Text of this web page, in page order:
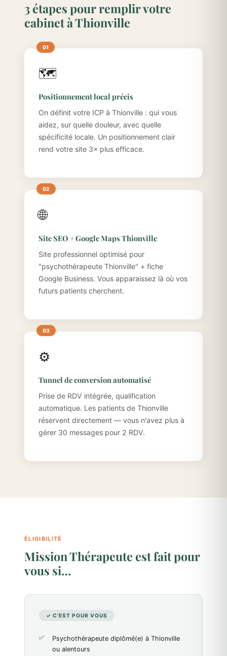
3 étapes pour remplir votre
cabinet à Thionville
🗺️
Positionnement local précis
On définit votre ICP à Thionville : qui vous
aidez, sur quelle douleur, avec quelle
spécificité locale. Un positionnement clair
rend votre site 3× plus efficace.
🌐
Site SEO + Google Maps Thionville
Site professionnel optimisé pour
"psychothérapeute Thionville" + fiche
Google Business. Vous apparaissez là où vos
futurs patients cherchent.
⚙️
Tunnel de conversion automatisé
Prise de RDV intégrée, qualification
automatique. Les patients de Thionville
réservent directement — vous n'avez plus à
gérer 30 messages pour 2 RDV.
ÉLIGIBILITÉ
Mission Thérapeute est fait pour
vous si…
✓ C'EST POUR VOUS
Psychothérapeute diplômé(e) à Thionville
ou alentours